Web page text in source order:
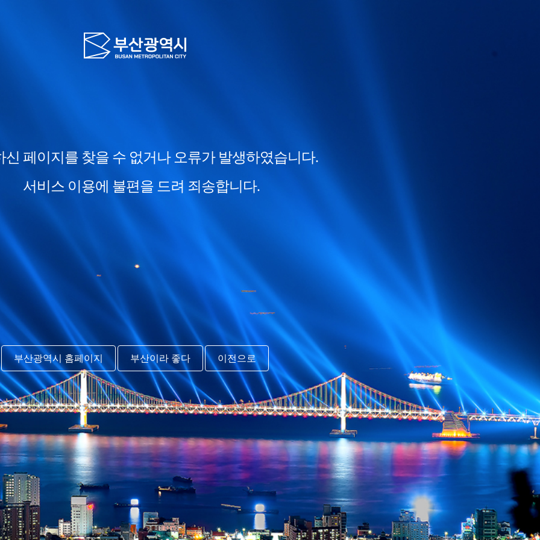
신 페이지를 찾을 수 없거나 오류가 발생하였습니다.
서비스 이용에 불편을 드려 죄송합니다.
부산광역시 홈페이지 부산이라 좋다 이전으로